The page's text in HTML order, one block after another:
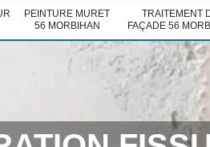
PEINTURE MURET
56 MORBIHAN
TRAITEMENT
FAÇADE 56